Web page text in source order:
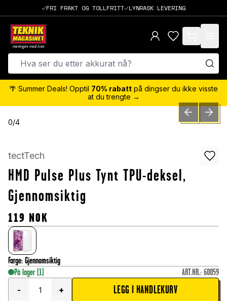
FRI FRAKT OG TOLLFRITT LYNRASK LEVERING
items in cart,
🌴 Summer Deals! Opptil 70% rabatt på dingser du ikke visste
at du trengte →
0/4 PREVIOUSNEXT
tectTech
HMD Pulse Plus Tynt TPU-deksel,
Gjennomsiktig
119 NOK
Farge: Gjennomsiktig
På lager (1) ART.NR.: 60059
-
+ LEGG I HANDLEKURV